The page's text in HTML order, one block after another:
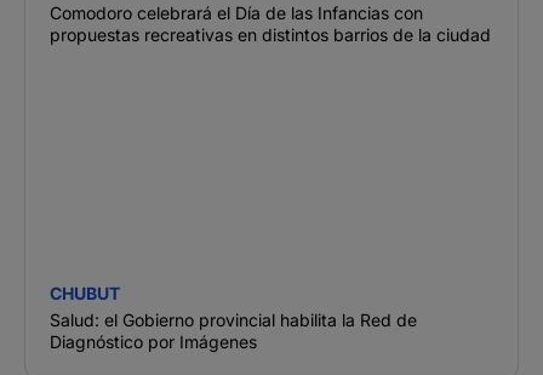
Comodoro celebrará el Día de las Infancias con
propuestas recreativas en distintos barrios de la ciudad
CHUBUT
Salud: el Gobierno provincial habilita la Red de
Diagnóstico por Imágenes